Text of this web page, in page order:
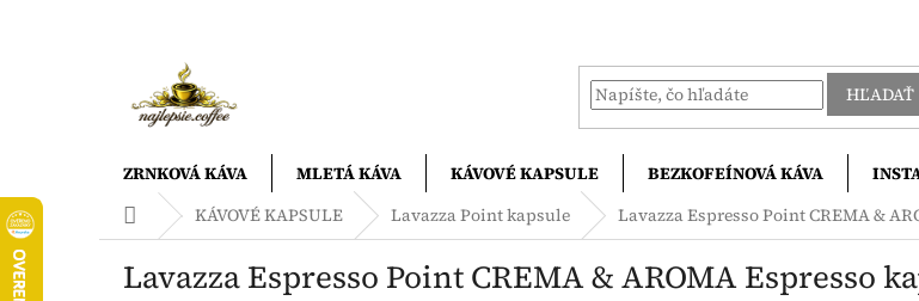
HĽADAŤ
ZRNKOVÁ KÁVA MLETÁ KÁVA KÁVOVÉ KAPSULE BEZKOFEÍNOVÁ KÁVA
DomovKÁVOVÉ KAPSULE Lavazza Point kapsule Lavazza Espresso Point CREMA &
Lavazza Espresso Point CREMA & AROMA Espresso